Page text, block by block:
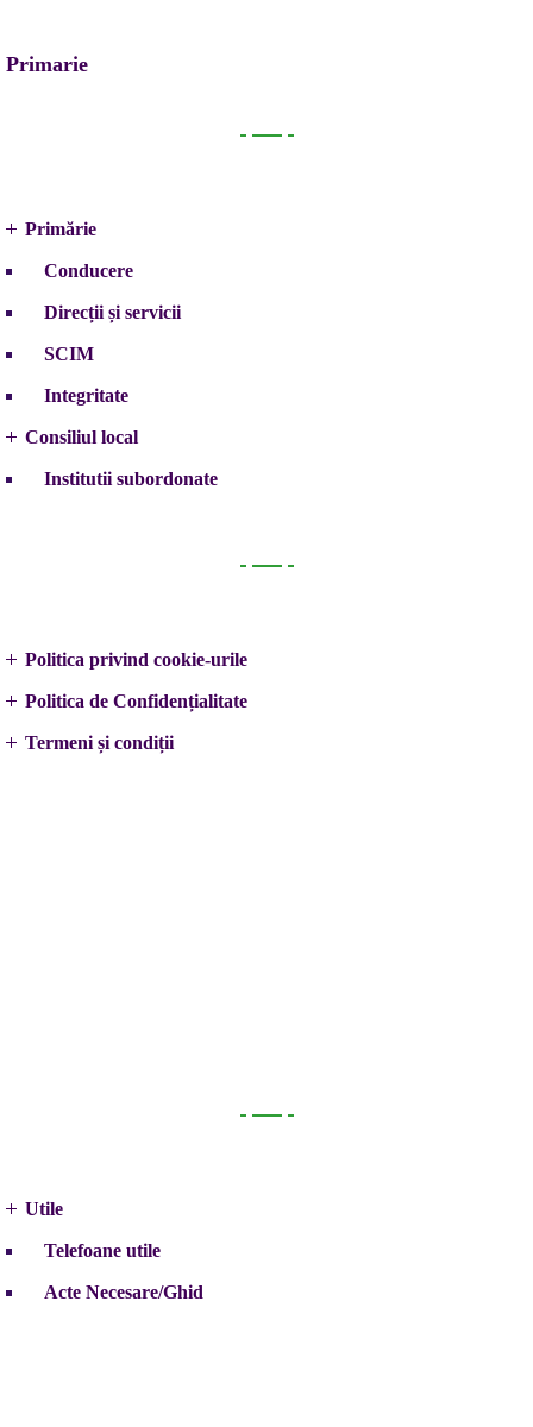
Primarie
Primărie
Conducere
Direcții și servicii
SCIM
Integritate
Consiliul local
Institutii subordonate
Politica privind cookie-urile
Politica de Confidențialitate
Termeni și condiții
Utile
Telefoane utile
Acte Necesare/Ghid